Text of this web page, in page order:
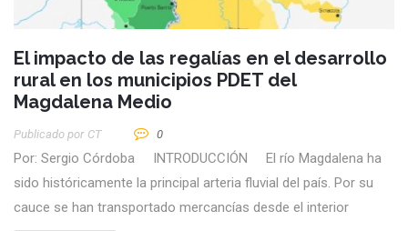
El impacto de las regalías en el desarrollo
rural en los municipios PDET del
Magdalena Medio
Publicado por CT 0
Por: Sergio Córdoba INTRODUCCIÓN El río Magdalena ha
sido históricamente la principal arteria fluvial del país. Por su
cauce se han transportado mercancías desde el interior